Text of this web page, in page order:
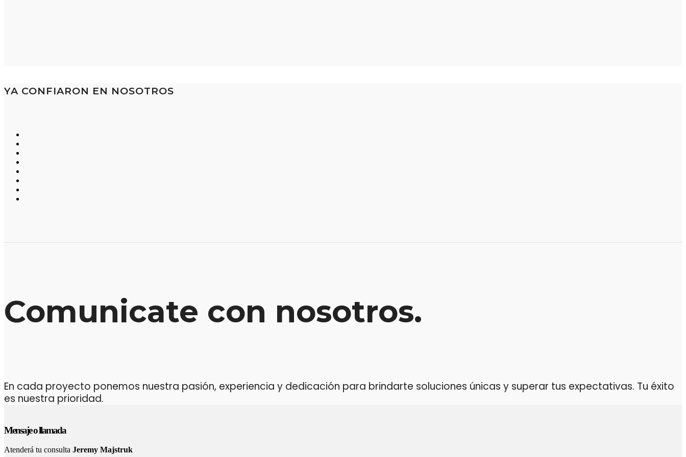
YA CONFIARON EN NOSOTROS
Comunicate con nosotros.
En cada proyecto ponemos nuestra pasión, experiencia y dedicación para brindarte soluciones únicas y superar tus expectativas. Tu éxito
es nuestra prioridad.
Mensaje o llamada
Atenderá tu consulta Jeremy Majstruk